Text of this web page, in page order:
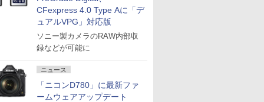
CFexpress 4.0 Type Aに「デ
ュアルVPG」対応版
ソニー製カメラのRAW内部収
録などが可能に
ニュース
「ニコンD780」に最新ファ
ームウェアアップデート